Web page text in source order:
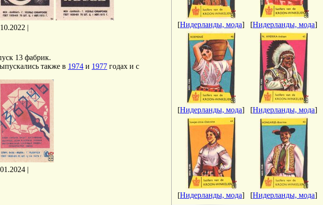
|
13 фабрик.
также в 1974 и 1977 годах и с
|
[Нидерланды, мода] [Нидерланды, мода]
[Нидерланды, мода] [Нидерланды, мода]
[Нидерланды, мода] [Нидерланды, мода]